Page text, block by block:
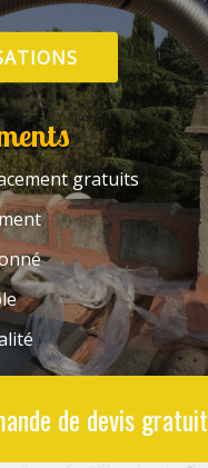
gratuits
de devis gratuit